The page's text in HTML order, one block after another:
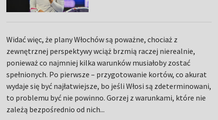
Widać więc, że plany Włochów są poważne, chociaż z
zewnętrznej perspektywy wciąż brzmią raczej nierealnie,
ponieważ co najmniej kilka warunków musiałoby zostać
spełnionych. Po pierwsze – przygotowanie kortów, co akurat
wydaje się być najłatwiejsze, bo jeśli Włosi są zdeterminowani,
to problemu być nie powinno. Gorzej z warunkami, które nie
zależą bezpośrednio od nich...